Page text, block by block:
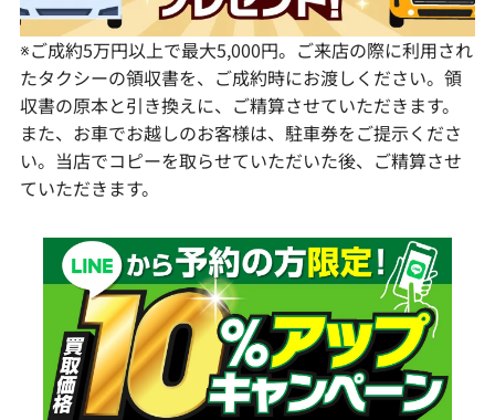
※ご成約5万円以上で最大5,000円。ご来店の際に利用され
たタクシーの領収書を、ご成約時にお渡しください。領
収書の原本と引き換えに、ご精算させていただきます。
また、お車でお越しのお客様は、駐車券をご提示くださ
い。当店でコピーを取らせていただいた後、ご精算させ
ていただきます。